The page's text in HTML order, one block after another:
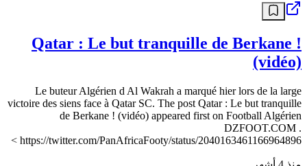
Qatar : Le but tranquille de Berkane !
(vidéo)
Le buteur Algérien d Al Wakrah a marqué hier lors de la large
victoire des siens face à Qatar SC. The post Qatar : Le but tranquille
de Berkane ! (vidéo) appeared first on Football Algérien
DZFOOT.COM .
https://twitter.com/PanAfricaFooty/status/2040163461166964896 >